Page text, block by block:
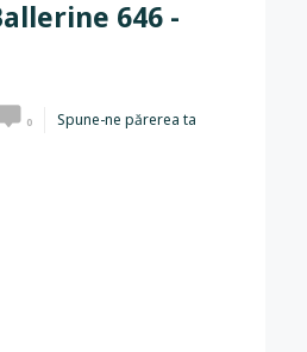
646 -
0 Spune-ne părerea ta